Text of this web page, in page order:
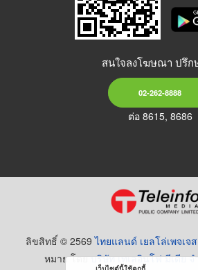
สนใจลงโฆษณา ปรึก
02-262-8888
ต่อ 8615, 8686
ลิขสิทธิ์ © 2569ไทยแลนด์ เยลโล่เพจเจส
หมาย โดยบริษัท เทเลอินโฟ มีเดีย